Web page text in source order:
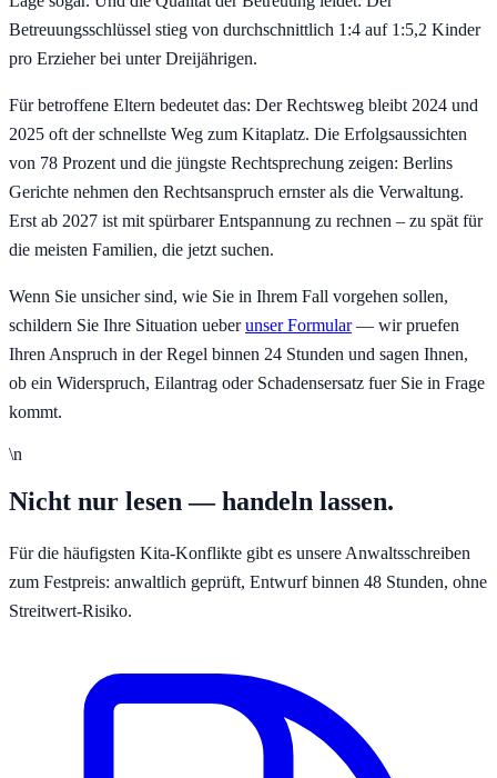
Betreuungsschlüssel stieg von durchschnittlich 1:4 auf 1:5,2 Kinder
pro Erzieher bei unter Dreijährigen.
Für betroffene Eltern bedeutet das: Der Rechtsweg bleibt 2024 und
2025 oft der schnellste Weg zum Kitaplatz. Die Erfolgsaussichten
von 78 Prozent und die jüngste Rechtsprechung zeigen: Berlins
Gerichte nehmen den Rechtsanspruch ernster als die Verwaltung.
Erst ab 2027 ist mit spürbarer Entspannung zu rechnen – zu spät für
die meisten Familien, die jetzt suchen.
Wenn Sie unsicher sind, wie Sie in Ihrem Fall vorgehen sollen,
schildern Sie Ihre Situation ueberunser Formular— wir pruefen
Ihren Anspruch in der Regel binnen 24 Stunden und sagen Ihnen,
ob ein Widerspruch, Eilantrag oder Schadensersatz fuer Sie in Frage
kommt.
\n
Nicht nur lesen — handeln lassen.
Für die häufigsten Kita-Konflikte gibt es unsere Anwaltsschreiben
zum Festpreis: anwaltlich geprüft, Entwurf binnen 48 Stunden, ohne
Streitwert-Risiko.